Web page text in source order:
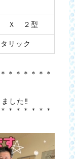
Ｘ ２型
リック
＊＊＊＊＊＊
した‼
＊＊＊＊＊＊